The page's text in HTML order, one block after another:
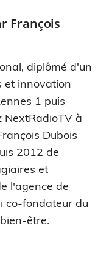
François
diplômé d'un
et innovation
1 puis
NextRadioTV à
Dubois
2012 de
et
l'agence de
co-fondateur du
être.